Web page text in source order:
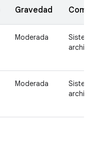
Gravedad
Moderada
Moderada